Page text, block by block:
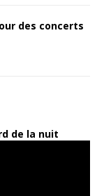
des concerts
de la nuit